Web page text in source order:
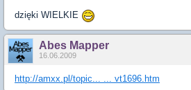
dzięki WIELKIE
Abes Mapper
16.06.2009
http://amxx.pl/topic... ... vt1696.htm